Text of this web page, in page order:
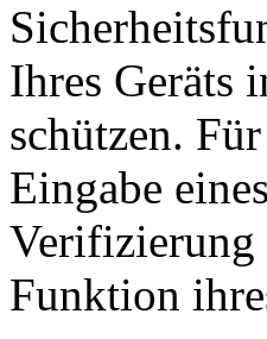
Ihres Geräts
schützen.
Eingabe
Verifizierung
Funktion